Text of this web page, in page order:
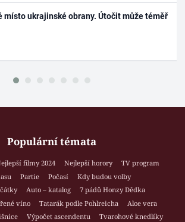
místo ukrajinské obrany. Útočit může téměř
Populární témata
filmy 2024 Nejlepší horory
TV program
Partie Počasí
Kdy budou volby
Auto – katalog
7 pádů Honzy Dědka
víno Tatarák podle Pohlreicha
Aloe vera
Výpočet ascendentu
Tvarohové knedlíky